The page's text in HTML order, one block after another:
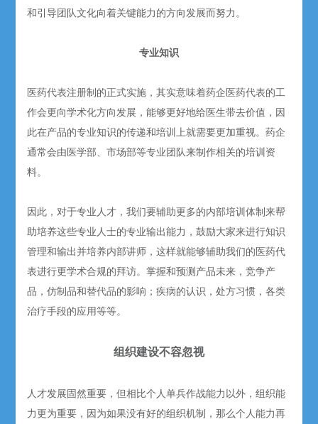
和引导团队文化向着关键能力的方向发展而努力。
专业知识
医药代表注册制的正式实施，其实意味着药企医药代表的工
作会更向学术化方向发展，能够更好地给医生带去价值，因
此在产品的专业知识的传递和培训上就需要更加重视。药企
通常会由医学部、市场部等专业团队来制作相关的培训资
料。
因此，对于专业人才，我们要辅助更多的内部培训体制来帮
助培养这些专业人士的专业输出能力，鼓励大家来进行知识
管理和输出并培养内部讲师，这样就能够辅助我们的医药代
表进行更学术合规的拜访。掌握和预测产品未来，竞争产
品，仿制品和替代品的影响；疾病的认识，处方习惯，各类
治疗手段的应用等等。
组织建设不容忽视
人才发展固然重要，但相比个人单兵作战能力以外，组织能
力更为重要，因为如果没有好的组织机制，那么个人能力再